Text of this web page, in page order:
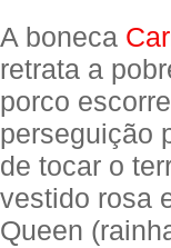
A boneca
retrata a
porco
perseguição
de tocar o
vestido rosa
Queen